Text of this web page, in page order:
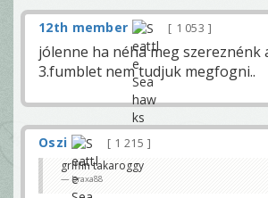
12th member 1 053
jólenne ha néha meg szereznénk
3.fumblet nem tudjuk megfogni..
Oszi
1 215
griffin takaroggy
braxa88